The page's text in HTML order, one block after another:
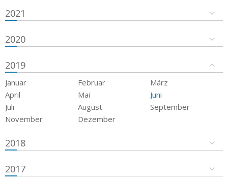
2021
2020
2019
Januar Februar
März
April
Mai
Juni
Juli
August
September
November
Dezember
2018
2017